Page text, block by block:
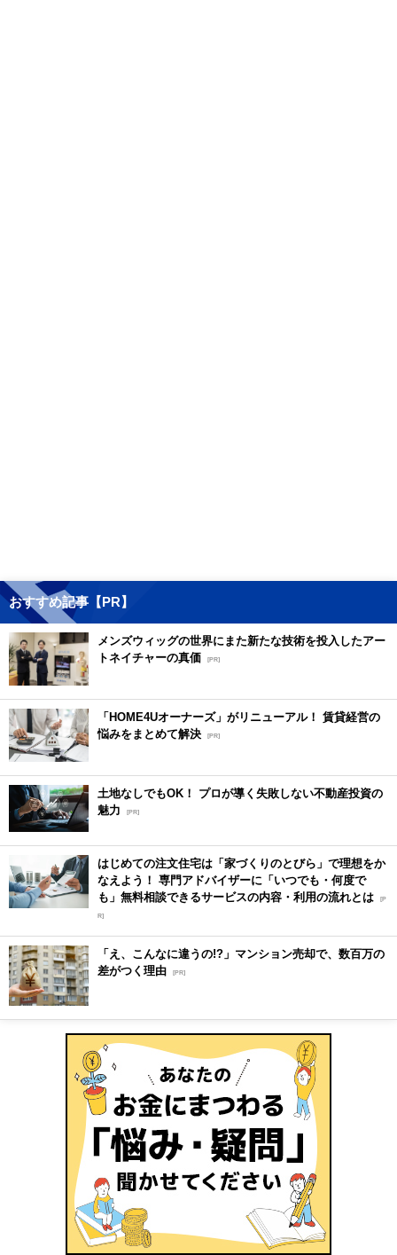
おすすめ記事【PR】
メンズウィッグの世界にまた新たな技術を投入したアー
トネイチャーの真価 [PR]
「HOME4Uオーナーズ」がリニューアル！ 賃貸経営の
悩みをまとめて解決 [PR]
土地なしでもOK！ プロが導く失敗しない不動産投資の
魅力
[PR]
はじめての注文住宅は「家づくりのとびら」で理想をか
なえよう！ 専門アドバイザーに「いつでも・何度で
も」無料相談できるサービスの内容・利用の流れとは [P
R]
「え、こんなに違うの!?」マンション売却で、数百万の
差がつく理由 [PR]